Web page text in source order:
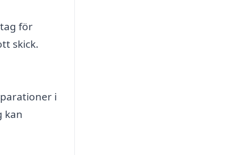
för
skick.
i
kan